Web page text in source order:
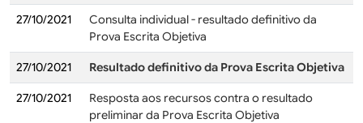
27/10/2021
Consulta individual - resultado definitivo da
Prova Escrita Objetiva
27/10/2021 Resultado definitivo da Prova Escrita Objetiva
27/10/2021
Resposta aos recursos contra o resultado
preliminar da Prova Escrita Objetiva